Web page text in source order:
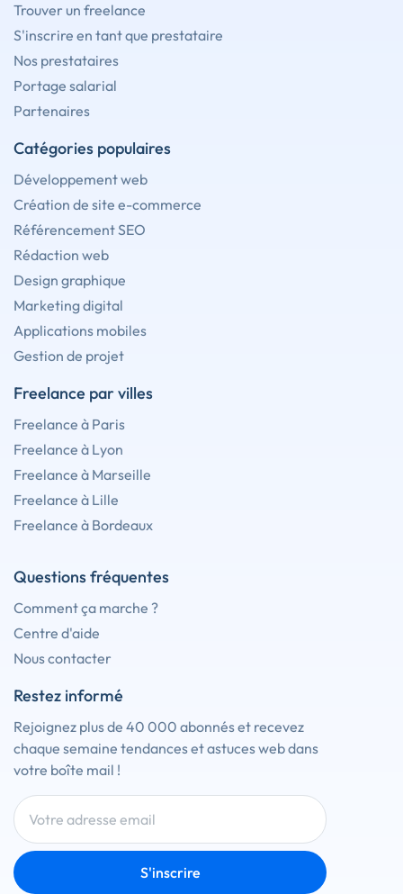
Trouver un freelance
S'inscrire en tant que prestataire
Nos prestataires
Portage salarial
Partenaires
Catégories populaires
Développement web
Création de site e-commerce
Référencement SEO
Rédaction web
Design graphique
Marketing digital
Applications mobiles
Gestion de projet
Freelance par villes
Freelance à Paris
Freelance à Lyon
Freelance à Marseille
Freelance à Lille
Freelance à Bordeaux
Questions fréquentes
Comment ça marche ?
Centre d'aide
Nous contacter
Restez informé
Rejoignez plus de 40 000 abonnés et recevez
chaque semaine tendances et astuces web dans
votre boîte mail !
S'inscrire